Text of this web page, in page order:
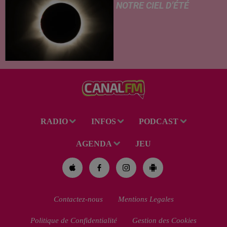
NOTRE CIEL D’ÉTÉ
RADIO INFOS PODCAST
AGENDA JEU
Contactez-nous Mentions Legales
Politique de Confidentialité Gestion des Cookies